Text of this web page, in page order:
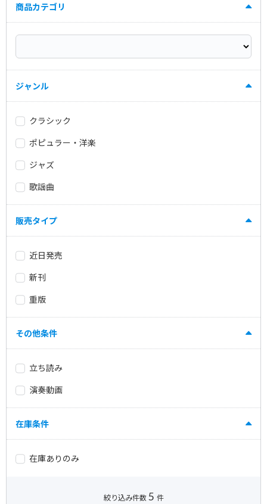
商品カテゴリ
ジャンル
クラシック
ポピュラー・洋楽
ジャズ
歌謡曲
販売タイプ
近日発売
新刊
重版
その他条件
立ち読み
演奏動画
在庫条件
在庫ありのみ
絞り込み件数5 件